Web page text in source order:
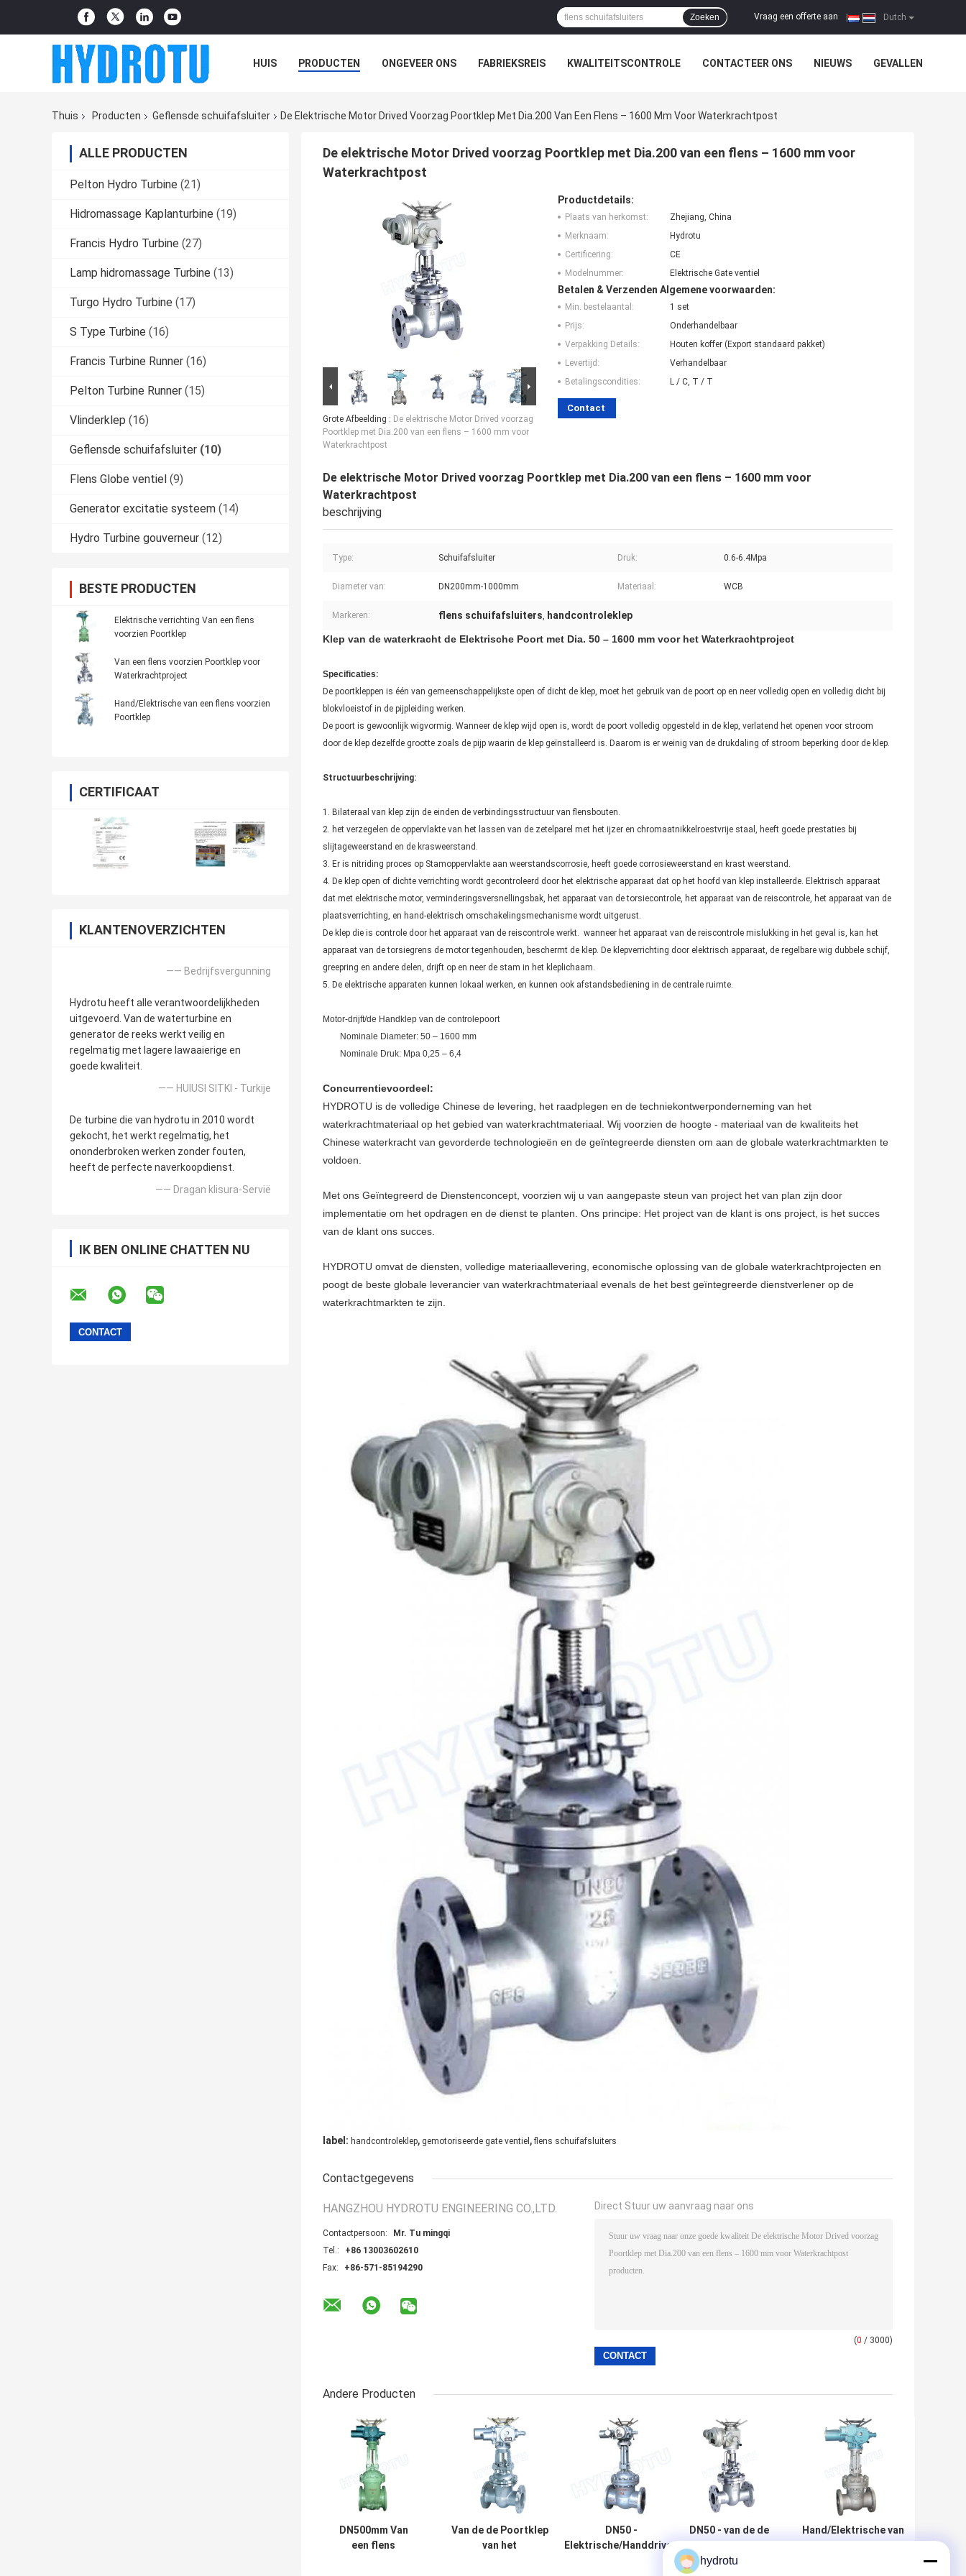
Dutch
Vraag een offerte aan
Zoeken
HUIS PRODUCTEN ONGEVEER ONS FABRIEKSREIS KWALITEITSCONTROLE CONTACTEER ONS NIEUWS GEVALLEN
Thuis Producten Geflensde schuifafsluiter De Elektrische Motor Drived Voorzag Poortklep Met Dia.200 Van Een Flens – 1600 Mm Voor Waterkrachtpost
ALLE PRODUCTEN
Pelton Hydro Turbine (21)
Hidromassage Kaplanturbine (19)
Francis Hydro Turbine (27)
Lamp hidromassage Turbine (13)
Turgo Hydro Turbine (17)
S Type Turbine (16)
Francis Turbine Runner (16)
Pelton Turbine Runner (15)
Vlinderklep (16)
Geflensde schuifafsluiter (10)
Flens Globe ventiel (9)
Generator excitatie systeem (14)
Hydro Turbine gouverneur (12)
BESTE PRODUCTEN
Elektrische verrichting Van een flens
voorzien Poortklep
Van een flens voorzien Poortklep voor
Waterkrachtproject
Hand/Elektrische van een flens voorzien
Poortklep
CERTIFICAAT
KLANTENOVERZICHTEN
—— Bedrijfsvergunning
Hydrotu heeft alle verantwoordelijkheden
uitgevoerd. Van de waterturbine en
generator de reeks werkt veilig en
regelmatig met lagere lawaaierige en
goede kwaliteit.
—— HUlUSI SITKI - Turkije
De turbine die van hydrotu in 2010 wordt
gekocht, het werkt regelmatig, het
ononderbroken werken zonder fouten,
heeft de perfecte naverkoopdienst.
—— Dragan klisura-Servië
IK BEN ONLINE CHATTEN NU
De elektrische Motor Drived voorzag Poortklep met Dia.200 van een flens – 1600 mm voor
Waterkrachtpost
Grote Afbeelding : De elektrische Motor Drived voorzag
Poortklep met Dia.200 van een flens – 1600 mm voor
Waterkrachtpost
Productdetails:
Plaats van herkomst:
Zhejiang, China
Merknaam:
Hydrotu
Certificering:
CE
Modelnummer:
Elektrische Gate ventiel
Betalen & Verzenden Algemene voorwaarden:
Min. bestelaantal:
1 set
Prijs:
Onderhandelbaar
Verpakking Details:
Houten koffer (Export standaard pakket)
Levertijd:
Verhandelbaar
Betalingscondities:
L / C, T / T
Contact
De elektrische Motor Drived voorzag Poortklep met Dia.200 van een flens – 1600 mm voor
Waterkrachtpost
beschrijving
Type: Schuifafsluiter Druk: 0.6-6.4Mpa
Diameter van: DN200mm-1000mm Materiaal: WCB
Markeren: flens schuifafsluiters, handcontroleklep
Klep van de waterkracht de Elektrische Poort met Dia. 50 – 1600 mm voor het Waterkrachtproject
Specificaties:
De poortkleppen is één van gemeenschappelijkste open of dicht de klep, moet het gebruik van de poort op en neer volledig open en volledig dicht bij
blokvloeistof in de pijpleiding werken.
De poort is gewoonlijk wigvormig. Wanneer de klep wijd open is, wordt de poort volledig opgesteld in de klep, verlatend het openen voor stroom
door de klep dezelfde grootte zoals de pijp waarin de klep geïnstalleerd is. Daarom is er weinig van de drukdaling of stroom beperking door de klep.
Structuurbeschrijving:
1. Bilateraal van klep zijn de einden de verbindingsstructuur van flensbouten.
2. het verzegelen de oppervlakte van het lassen van de zetelparel met het ijzer en chromaatnikkelroestvrije staal, heeft goede prestaties bij
slijtageweerstand en de krasweerstand.
3. Er is nitriding proces op Stamoppervlakte aan weerstandscorrosie, heeft goede corrosieweerstand en krast weerstand.
4. De klep open of dichte verrichting wordt gecontroleerd door het elektrische apparaat dat op het hoofd van klep installeerde. Elektrisch apparaat
dat met elektrische motor, verminderingsversnellingsbak, het apparaat van de torsiecontrole, het apparaat van de reiscontrole, het apparaat van de
plaatsverrichting, en hand-elektrisch omschakelingsmechanisme wordt uitgerust.
De klep die is controle door het apparaat van de reiscontrole werkt. wanneer het apparaat van de reiscontrole mislukking in het geval is, kan het
apparaat van de torsiegrens de motor tegenhouden, beschermt de klep. De klepverrichting door elektrisch apparaat, de regelbare wig dubbele schijf,
greepring en andere delen, drijft op en neer de stam in het kleplichaam.
5. De elektrische apparaten kunnen lokaal werken, en kunnen ook afstandsbediening in de centrale ruimte.
Motor-drijft/de Handklep van de controlepoort
Nominale Diameter: 50 – 1600 mm
Nominale Druk: Mpa 0,25 – 6,4
Concurrentievoordeel:
HYDROTU is de volledige Chinese de levering, het raadplegen en de techniekontwerponderneming van het
waterkrachtmateriaal op het gebied van waterkrachtmateriaal. Wij voorzien de hoogte - materiaal van de kwaliteits het
Chinese waterkracht van gevorderde technologieën en de geïntegreerde diensten om aan de globale waterkrachtmarkten te
voldoen.
Met ons Geïntegreerd de Dienstenconcept, voorzien wij u van aangepaste steun van project het van plan zijn door
implementatie om het opdragen en de dienst te planten. Ons principe: Het project van de klant is ons project, is het succes
van de klant ons succes.
HYDROTU omvat de diensten, volledige materiaallevering, economische oplossing van de globale waterkrachtprojecten en
poogt de beste globale leverancier van waterkrachtmateriaal evenals de het best geïntegreerde dienstverlener op de
waterkrachtmarkten te zijn.
label: handcontroleklep, gemotoriseerde gate ventiel , flens schuifafsluiters
Contactgegevens
HANGZHOU HYDROTU ENGINEERING CO.,LTD.
Contactpersoon:
Mr. Tu mingqi
Tel.:
+86 13003602610
Fax:
+86-571-85194290
Direct Stuur uw aanvraag naar ons
(0 / 3000)
Andere Producten
DN500mm Van
een flens
Van de de Poortklep
van het
DN50 -
Elektrische/Handdrived
Van een flens voorzien
DN50 - van de de
mm de
Hand/Elektrische van
hydrotu